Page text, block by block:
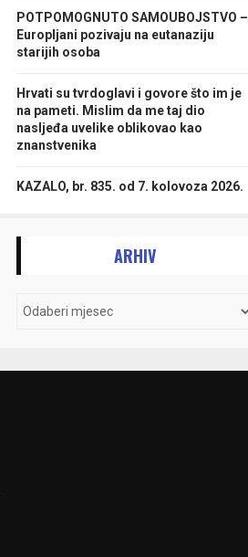
POTPOMOGNUTO SAMOUBOJSTVO –
Europljani pozivaju na eutanaziju
starijih osoba
Hrvati su tvrdoglavi i govore što im je
na pameti. Mislim da me taj dio
nasljeđa uvelike oblikovao kao
znanstvenika
KAZALO, br. 835. od 7. kolovoza 2026.
ARHIV